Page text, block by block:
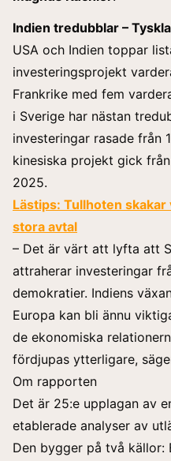
Indien tredubblar –
USA och Indien toppar
investeringsprojekt
Frankrike med fem
i Sverige har nästan
investeringar rasade från
kinesiska projekt gick
2025.
Lästips: Tullhoten skakar
stora avtal
– Det är värt att lyfta att
attraherar investeringar
demokratier. Indiens
Europa kan bli ännu
de ekonomiska
fördjupas ytterligare,
Om rapporten
Det är 25:e upplagan av
etablerade analyser av
Den bygger på två källor: